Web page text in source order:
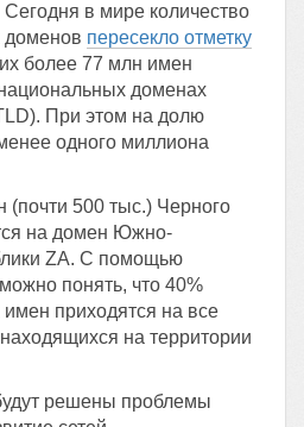
в мире количество
доменов пересекло отметку
более 77 млн имен
доменах
При этом на долю
одного миллиона
(почти 500 тыс.) Черного
на домен Южно-
ZA. С помощью
понять, что 40%
приходятся на все
на территории
решены проблемы